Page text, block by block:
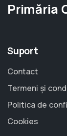
Primăria
Suport
Contact
Termeni și
Politica de
Cookies